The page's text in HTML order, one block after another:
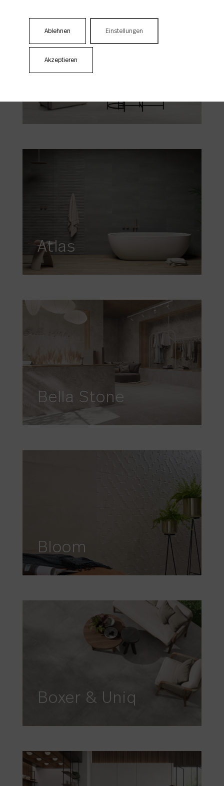
Atlas
Bella Stone
Bloom
Boxer & Uniq
Akzeptieren
Ablehnen Einstellungen